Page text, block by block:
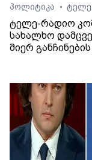
პოლიტიკა
•
ტელე-რადიო
სახალხო
მიერ